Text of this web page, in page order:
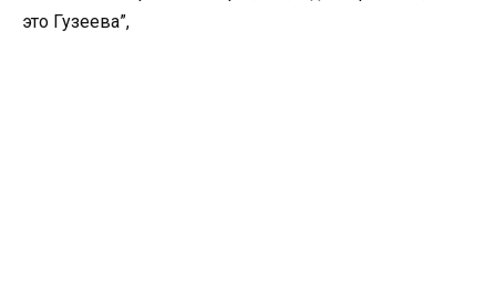
это Гузеева”,